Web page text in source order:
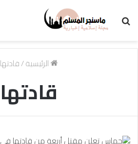
الرئيسية/قادتها
قادتها